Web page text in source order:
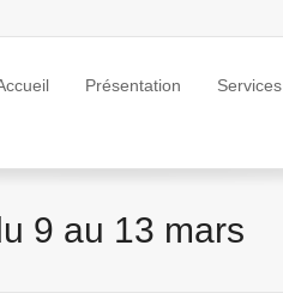
Présentation Services
9 au 13 mars